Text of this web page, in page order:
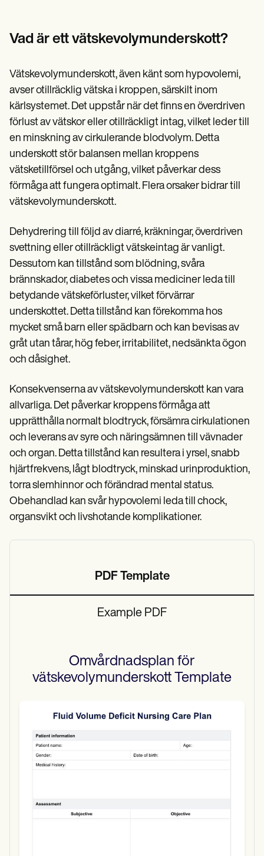
Training Hub
Become a Partner
Why Carepatron?
Login
Get started
Vad är ett vätskevolymunderskott?
Vätskevolymunderskott, även känt som hypovolemi,
avser otillräcklig vätska i kroppen, särskilt inom
kärlsystemet. Det uppstår när det finns en överdriven
förlust av vätskor eller otillräckligt intag, vilket leder till
en minskning av cirkulerande blodvolym. Detta
underskott stör balansen mellan kroppens
vätsketillförsel och utgång, vilket påverkar dess
förmåga att fungera optimalt. Flera orsaker bidrar till
vätskevolymunderskott.
Dehydrering till följd av diarré, kräkningar, överdriven
svettning eller otillräckligt vätskeintag är vanligt.
Dessutom kan tillstånd som blödning, svåra
brännskador, diabetes och vissa mediciner leda till
betydande vätskeförluster, vilket förvärrar
underskottet. Detta tillstånd kan förekomma hos
mycket små barn eller spädbarn och kan bevisas av
gråt utan tårar, hög feber, irritabilitet, nedsänkta ögon
och dåsighet.
Konsekvenserna av vätskevolymunderskott kan vara
allvarliga. Det påverkar kroppens förmåga att
upprätthålla normalt blodtryck, försämra cirkulationen
och leverans av syre och näringsämnen till vävnader
och organ. Detta tillstånd kan resultera i yrsel, snabb
hjärtfrekvens, lågt blodtryck, minskad urinproduktion,
torra slemhinnor och förändrad mental status.
Obehandlad kan svår hypovolemi leda till chock,
organsvikt och livshotande komplikationer.
PDF Template
Example PDF
Omvårdnadsplan för
vätskevolymunderskott Template